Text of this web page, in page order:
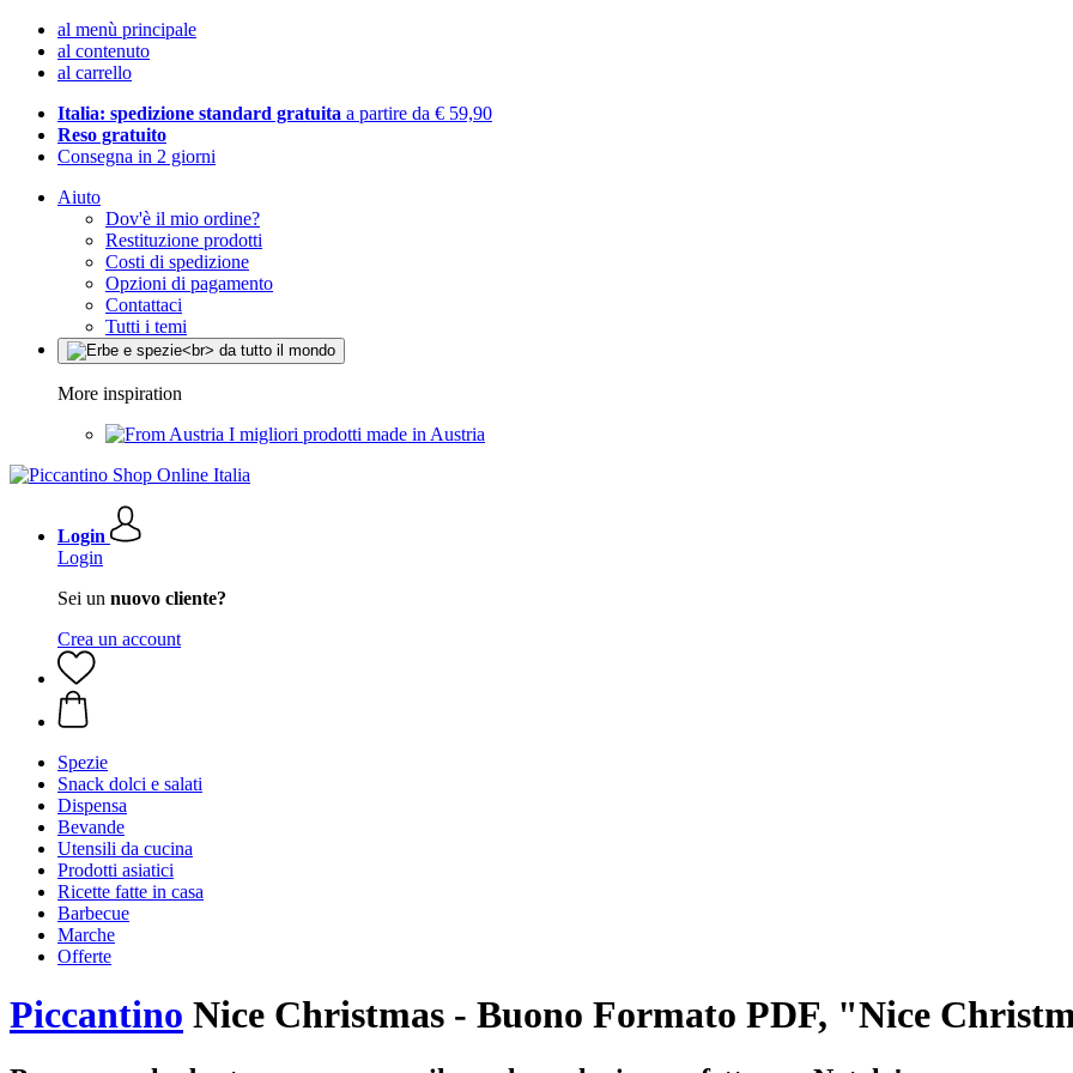
al menù principale
al contenuto
al carrello
Italia: spedizione standard gratuita a partire da € 59,90
Reso gratuito
Consegna in 2 giorni
Aiuto
Dov'è il mio ordine?
Restituzione prodotti
Costi di spedizione
Opzioni di pagamento
Contattaci
Tutti i temi
More inspiration
I migliori prodotti made in Austria
Login
Login
Sei un nuovo cliente?
Crea un account
Spezie
Snack dolci e salati
Dispensa
Bevande
Utensili da cucina
Prodotti asiatici
Ricette fatte in casa
Barbecue
Marche
Offerte
Piccantino Nice Christmas - Buono Formato PDF, "Nice